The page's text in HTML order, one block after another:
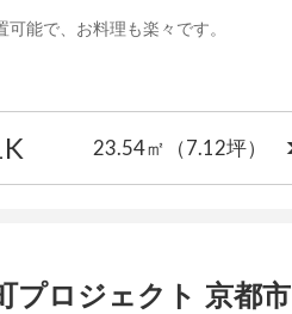
能で、お料理も楽々です。
23.54㎡ （7.12坪）
プロジェクト 京都市